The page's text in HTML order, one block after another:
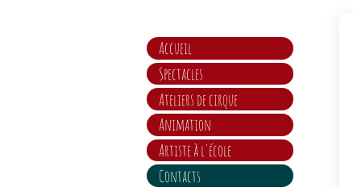
Accueil
Spectacles
Ateliers de cirque
Animation
Artiste à l'école
Contacts